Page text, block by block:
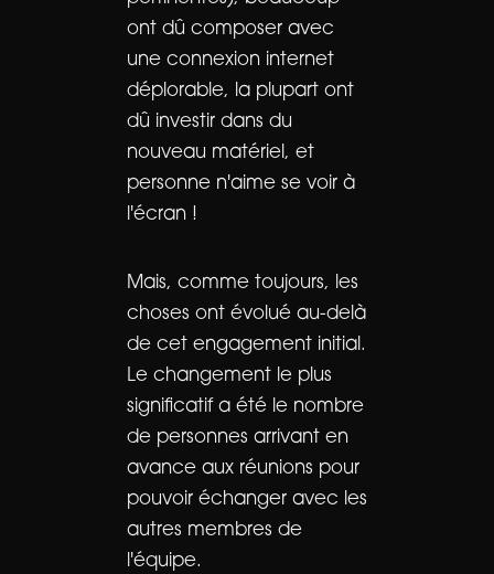
ont dû composer avec
une connexion internet
déplorable, la plupart ont
dû investir dans du
nouveau matériel, et
personne n'aime se voir à
l'écran !
Mais, comme toujours, les
choses ont évolué au-delà
de cet engagement initial.
Le changement le plus
significatif a été le nombre
de personnes arrivant en
avance aux réunions pour
pouvoir échanger avec les
autres membres de
l'équipe.